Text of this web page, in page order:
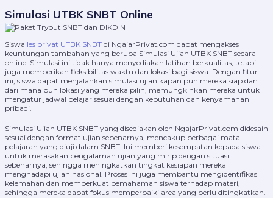
Simulasi UTBK SNBT Online
Siswa les privat UTBK SNBT di NgajarPrivat.com dapat mengakses
keuntungan tambahan yang berupa Simulasi Ujian UTBK SNBT secara
online. Simulasi ini tidak hanya menyediakan latihan berkualitas, tetapi
juga memberikan fleksibilitas waktu dan lokasi bagi siswa. Dengan fitur
ini, siswa dapat menjalankan simulasi ujian kapan pun mereka siap dan
dari mana pun lokasi yang mereka pilih, memungkinkan mereka untuk
mengatur jadwal belajar sesuai dengan kebutuhan dan kenyamanan
pribadi.
Simulasi Ujian UTBK SNBT yang disediakan oleh NgajarPrivat.com didesain
sesuai dengan format ujian sebenarnya, mencakup berbagai mata
pelajaran yang diuji dalam SNBT. Ini memberi kesempatan kepada siswa
untuk merasakan pengalaman ujian yang mirip dengan situasi
sebenarnya, sehingga meningkatkan tingkat kesiapan mereka
menghadapi ujian nasional. Proses ini juga membantu mengidentifikasi
kelemahan dan memperkuat pemahaman siswa terhadap materi,
sehingga mereka dapat fokus memperbaiki area yang perlu ditingkatkan.